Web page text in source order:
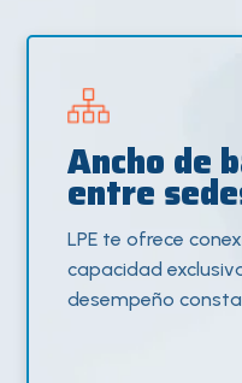
Ancho de
entre
LPE te ofrece
capacidad
desempeño